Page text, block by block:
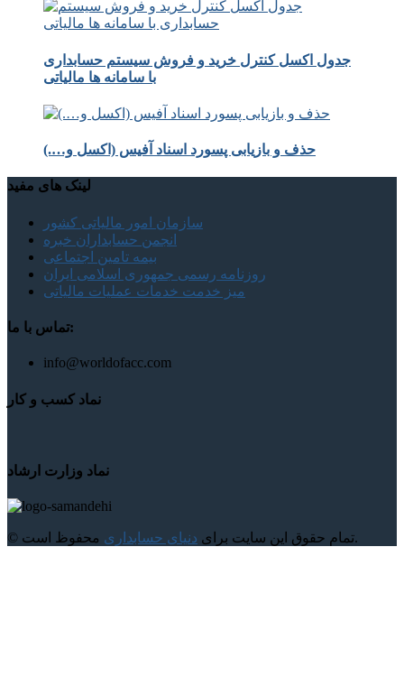
جدول اکسل کنترل خرید و فروش سیستم حسابداری
با سامانه ها مالیاتی
حذف و بازیابی پسورد اسناد آفیس (اکسل و….)
لینک های مفید
سازمان امور مالیاتی کشور
انجمن حسابداران خبره
بیمه تامین اجتماعی
روزنامه رسمی جمهوری اسلامی ایران
میز خدمت خدمات عملیات مالیاتی
تماس با ما:
info@worldofacc.com
نماد کسب و کار
نماد وزارت ارشاد
© تمام حقوق این سایت برای دنیای حسابداری محفوظ است.